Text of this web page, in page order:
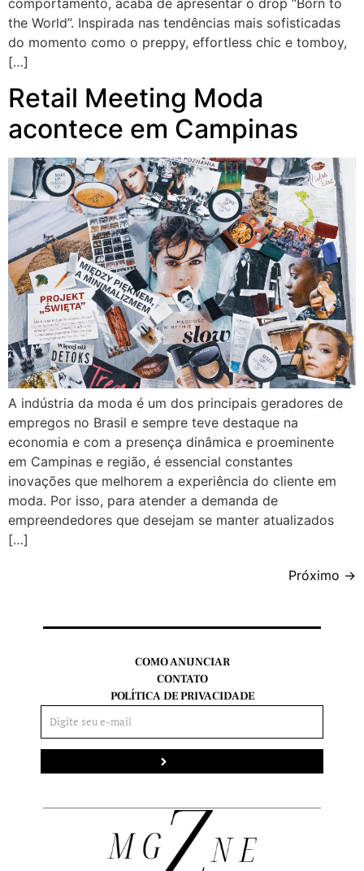
the World”. Inspirada nas tendências mais sofisticadas
do momento como o preppy, effortless chic e tomboy,
[…]
Retail Meeting Moda
acontece em Campinas
A indústria da moda é um dos principais geradores de
empregos no Brasil e sempre teve destaque na
economia e com a presença dinâmica e proeminente
em Campinas e região, é essencial constantes
inovações que melhorem a experiência do cliente em
moda. Por isso, para atender a demanda de
empreendedores que desejam se manter atualizados
[…]
Próximo →
COMO ANUNCIAR
CONTATO
POLÍTICA DE PRIVACIDADE